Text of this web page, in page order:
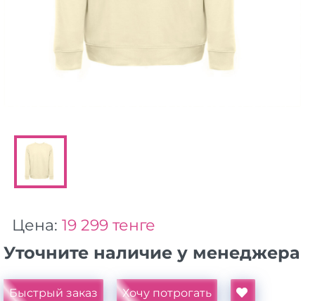
Цена: 19 299 тенге
Уточните наличие у менеджера
Быстрый заказ Хочу потрогать